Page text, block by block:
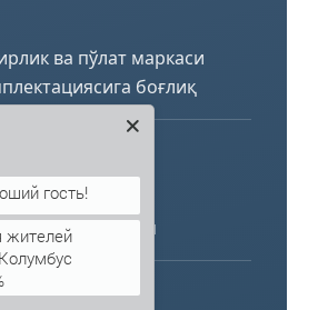
ва пўлат маркаси
боғлиқ
ёки RAL ранги
полимер қатлам
Здравствуйте, хороший гость!